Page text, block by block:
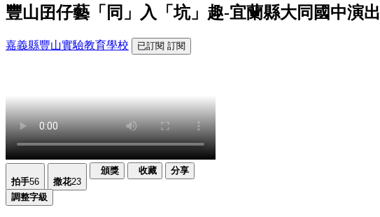
豐山囝仔藝「同」入「坑」趣-宜蘭縣大同國中演出
嘉義縣豐山實驗教育學校 已訂閱 訂閱
拍手56 撒花23
頒獎 收藏 分享
調整字級